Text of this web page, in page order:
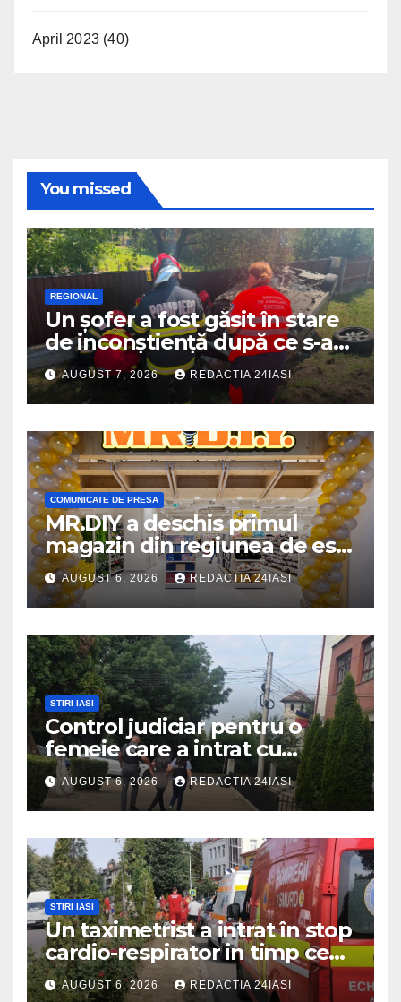
April 2023 (40)
You missed
REGIONAL
Un șofer a fost găsit în stare
de inconștiență după ce s-a
răsturnat cu autoturismul pe
marginea drumului
AUGUST 7, 2026 REDACTIA 24IASI
COMUNICATE DE PRESA
MR.DIY a deschis primul
magazin din regiunea de est,
la Iulius Mall Iași: peste 10.000
de produse, la prețuri
avantajoase
AUGUST 6, 2026 REDACTIA 24IASI
STIRI IASI
Control judiciar pentru o
femeie care a intrat cu
mașina într-o turmă de oi
AUGUST 6, 2026 REDACTIA 24IASI
STIRI IASI
Un taximetrist a intrat în stop
cardio-respirator in timp ce
se afla la volan
AUGUST 6, 2026 REDACTIA 24IASI